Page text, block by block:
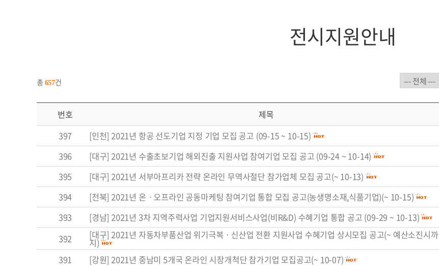
전시지원안내
총 657건
번호 제목
397
[인천] 2021년 항공 선도기업 지정 기업 모집 공고 (09-15 ~ 10-15)
396
[대구] 2021년 수출초보기업 해외진출 지원사업 참여기업 모집 공고 (09-24 ~ 10-14)
395
[대구] 2021년 서부아프리카 전략 온라인 무역사절단 참가업체 모집 공고(~ 10-13)
394
[전북] 2021년 온ㆍ오프라인 공동마케팅 참여기업 통합 모집 공고(농생명소재,식품기업)(~ 10-15)
393
[경남] 2021년 3차 지역주력사업 기업지원서비스사업(비R&D) 수혜기업 통합 공고 (09-29 ~ 10-13)
392
[대구] 2021년 자동차부품산업 위기극복ㆍ신산업 전환 지원사업 수혜기업 상시모집 공고(~ 예산소진시까
지)
391
[강원] 2021년 중남미 5개국 온라인 시장개척단 참가기업 모집공고(~ 10-07)